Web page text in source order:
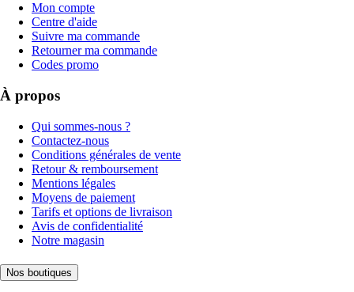
Mon compte
Centre d'aide
Suivre ma commande
Retourner ma commande
Codes promo
À propos
Qui sommes-nous ?
Contactez-nous
Conditions générales de vente
Retour & remboursement
Mentions légales
Moyens de paiement
Tarifs et options de livraison
Avis de confidentialité
Notre magasin
Nos boutiques